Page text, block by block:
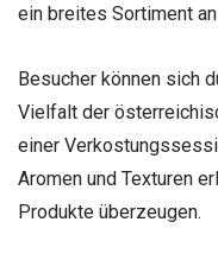
ein breites Sortiment
Besucher können sich
Vielfalt der
einer
Aromen und Texturen
Produkte überzeugen.